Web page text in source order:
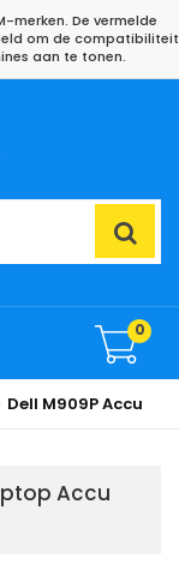
merken. De vermelde
om de compatibiliteit
aan te tonen.
0
Dell M909P Accu
Accu